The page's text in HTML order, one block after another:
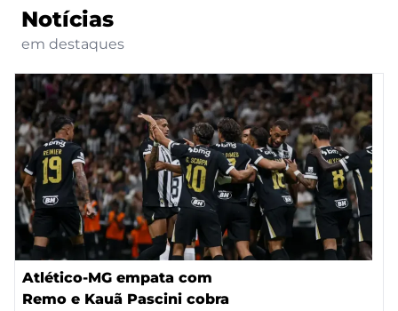
Notícias
em destaques
Atlético-MG empata com
Remo e Kauã Pascini cobra